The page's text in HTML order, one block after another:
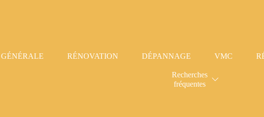
RÉNOVATION DÉPANNAGE VMC
Recherches
fréquentes